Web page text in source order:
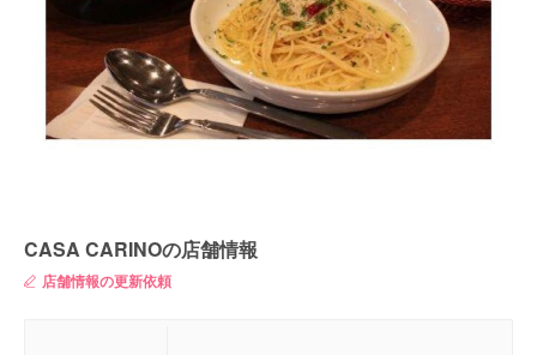
CASA CARINOの店舗情報
店舗情報の更新依頼